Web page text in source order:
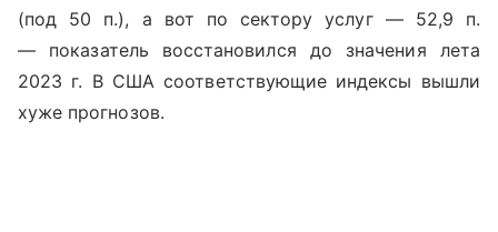
(под 50 п.), а вот по сектору услуг — 52,9 п.
— показатель восстановился до значения лета
2023 г. В США соответствующие индексы вышли
хуже прогнозов.